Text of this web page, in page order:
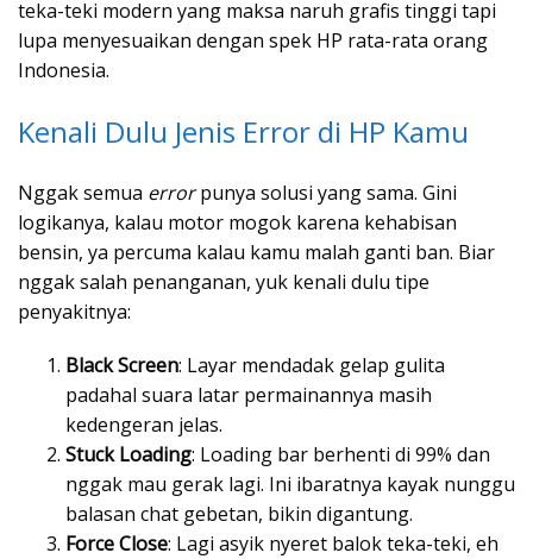
teka-teki modern yang maksa naruh grafis tinggi tapi
lupa menyesuaikan dengan spek HP rata-rata orang
Indonesia.
Kenali Dulu Jenis Error di HP Kamu
Nggak semua errorpunya solusi yang sama. Gini
logikanya, kalau motor mogok karena kehabisan
bensin, ya percuma kalau kamu malah ganti ban. Biar
nggak salah penanganan, yuk kenali dulu tipe
penyakitnya:
Black Screen: Layar mendadak gelap gulita
padahal suara latar permainannya masih
kedengeran jelas.
Stuck Loading: Loading bar berhenti di 99% dan
nggak mau gerak lagi. Ini ibaratnya kayak nunggu
balasan chat gebetan, bikin digantung.
Force Close: Lagi asyik nyeret balok teka-teki, eh